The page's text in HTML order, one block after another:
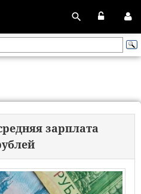
зарплата